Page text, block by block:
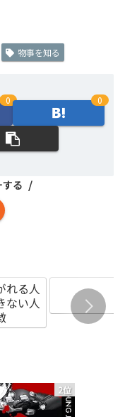
物事を知る
0 0
る
れる人
ない人
2位